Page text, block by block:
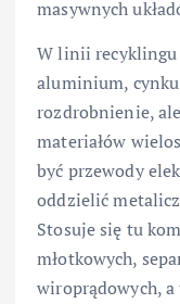
masywnych
W linii
aluminium,
rozdrobnienie,
materiałów
być przewody
oddzielić
Stosuje się tu
młotkowych,
wiroprądowych,